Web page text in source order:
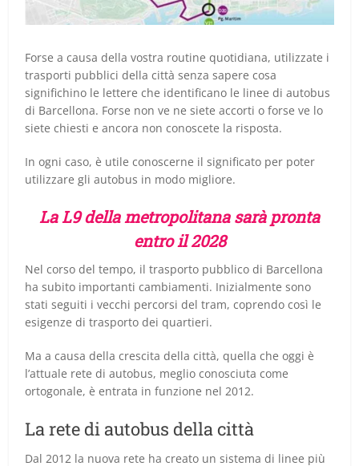
Forse a causa della vostra routine quotidiana, utilizzate i
trasporti pubblici della città senza sapere cosa
significhino le lettere che identificano le linee di autobus
di Barcellona. Forse non ve ne siete accorti o forse ve lo
siete chiesti e ancora non conoscete la risposta.
In ogni caso, è utile conoscerne il significato per poter
utilizzare gli autobus in modo migliore.
La L9 della metropolitana sarà pronta
entro il 2028
Nel corso del tempo, il trasporto pubblico di Barcellona
ha subito importanti cambiamenti. Inizialmente sono
stati seguiti i vecchi percorsi del tram, coprendo così le
esigenze di trasporto dei quartieri.
Ma a causa della crescita della città, quella che oggi è
l’attuale rete di autobus, meglio conosciuta come
ortogonale, è entrata in funzione nel 2012.
La rete di autobus della città
Dal 2012 la nuova rete ha creato un sistema di linee più